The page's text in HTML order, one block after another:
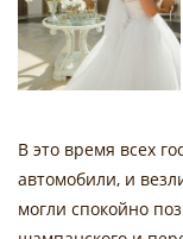
В это время всех
автомобили, и
могли спокойно